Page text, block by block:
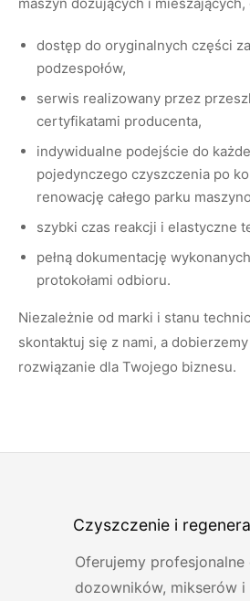
dostęp do oryginalnych części
podzespołów,
serwis realizowany przez
certyfikatami producenta,
indywidualne podejście do
pojedynczego czyszczenia po
renowację całego parku
szybki czas reakcji i elastyczne
pełną dokumentację
protokołami odbioru.
Niezależnie od marki i stanu
skontaktuj się z nami, a
rozwiązanie dla Twojego biznesu.
Czyszczenie i
Oferujemy
dozowników, mikserów